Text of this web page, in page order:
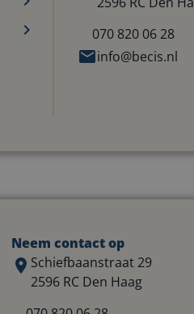
070 820 06 28
info@becis.nl
Neem contact op
Schiefbaanstraat 29
2596 RC Den Haag